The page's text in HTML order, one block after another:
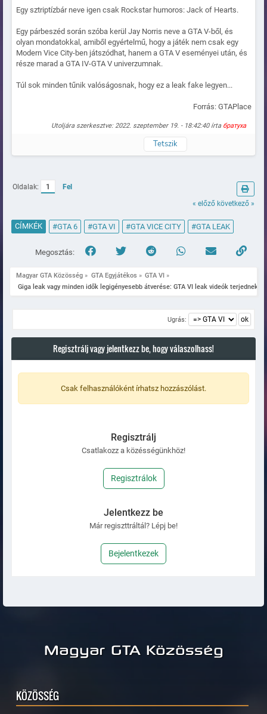
Egy sztriptízbár neve igen csak Rockstar humoros: Jack of Hearts.
Egy párbeszéd során szóba kerül Jay Norris neve a GTA V-ből, és
olyan mondatokkal, amiből egyértelmű, hogy a játék nem csak egy
Modern Vice City-ben játszódhat, hanem a GTA V eseményei után, és
része marad a GTA IV-GTA V univerzumnak.
Túl sok minden tűnik valóságosnak, hogy ez a leak fake legyen...
Forrás: GTAPlace
Utoljára szerkesztve: 2022. szeptember 19. - 18:42:40 írta братуха
Tetszik
Oldalak: 1
Fel
« előző következő »
CÍMKÉK #GTA 6 #GTA VI #GTA VICE CITY #GTA LEAK
Megosztás:
Magyar GTA Közösség » GTA Egyjátékos » GTA VI »
Giga leak vagy minden idők legigényesebb átverése: GTA VI leak videók terjednek
Ugrás:
Regisztrálj vagy jelentkezz be, hogy válaszolhass!
Csak felhasználóként írhatsz hozzászólást.
Regisztrálj
Csatlakozz a közésségünkhöz!
Regisztrálok
Jelentkezz be
Már regiszttráltál? Lépj be!
Bejelentkezek
Magyar GTA Közösség
KÖZÖSSÉG